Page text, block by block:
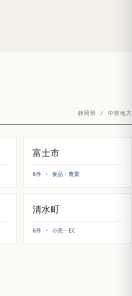
静岡県 / 中部地方
富士市
6件 · 食品・農業
清水町
6件 · 小売・EC